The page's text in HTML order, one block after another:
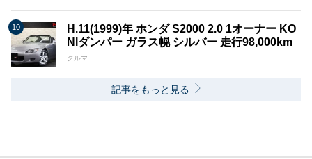
H.11(1999)年 ホンダ S2000 2.0 1オーナー KO
NIダンパー ガラス幌 シルバー 走行98,000km
クルマ
記事をもっと見る